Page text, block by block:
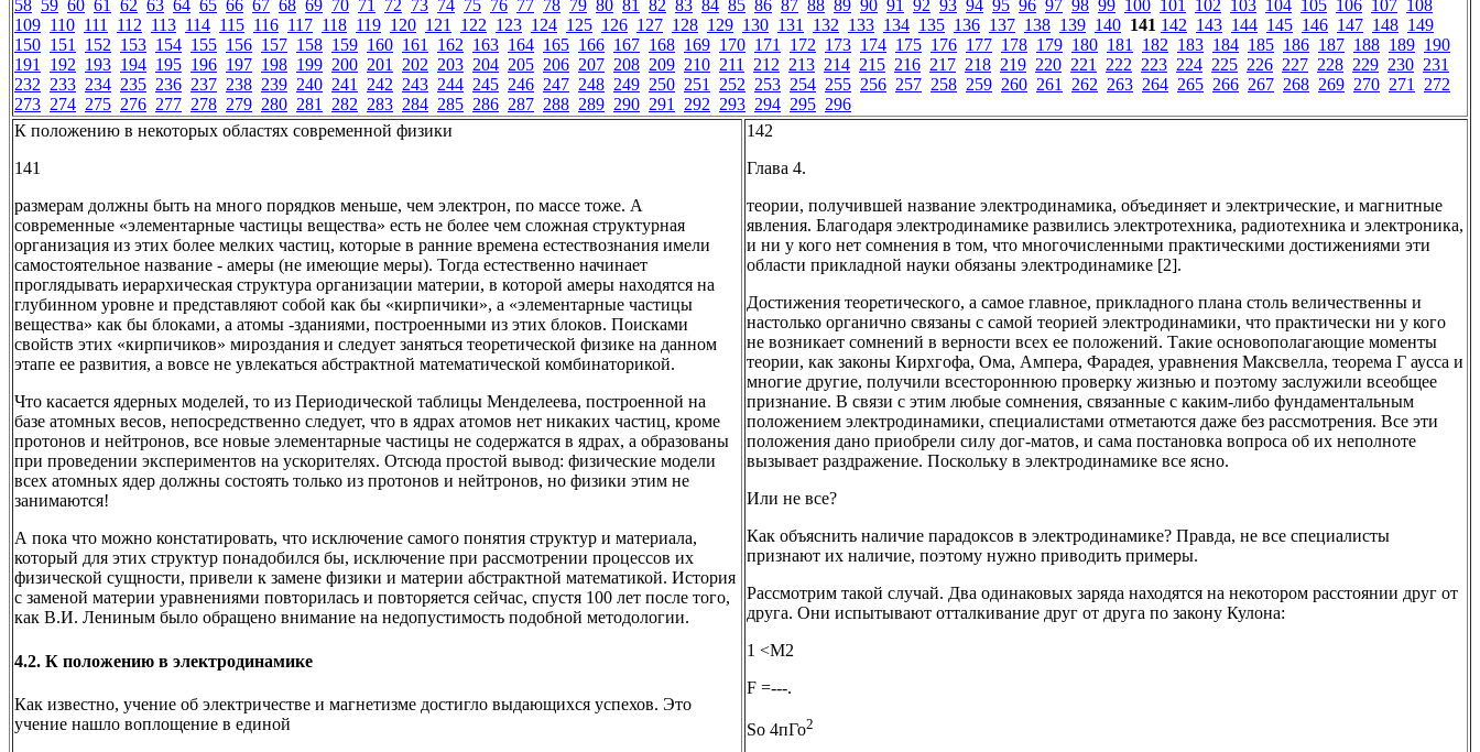
58 59 60 61 62 63 64 65 66 67 68 69 70 71 72 73 74 75 76 77 78 79 80 81 82 83 84 85 86 87 88 89 90 91 92 93 94 95 96 97 98 99 100 101 102 103 104 105 106 107 108
109 110 111 112 113 114 115 116 117 118 119 120 121 122 123 124 125 126 127 128 129 130 131 132 133 134 135 136 137 138 139 140 141 142 143 144 145 146 147 148 149
150 151 152 153 154 155 156 157 158 159 160 161 162 163 164 165 166 167 168 169 170 171 172 173 174 175 176 177 178 179 180 181 182 183 184 185 186 187 188 189 190
191 192 193 194 195 196 197 198 199 200 201 202 203 204 205 206 207 208 209 210 211 212 213 214 215 216 217 218 219 220 221 222 223 224 225 226 227 228 229 230 231
232 233 234 235 236 237 238 239 240 241 242 243 244 245 246 247 248 249 250 251 252 253 254 255 256 257 258 259 260 261 262 263 264 265 266 267 268 269 270 271 272
273 274 275 276 277 278 279 280 281 282 283 284 285 286 287 288 289 290 291 292 293 294 295 296
К положению в некоторых областях современной физики
141
размерам должны быть на много порядков меньше, чем электрон, по массе тоже. А
современные «элементарные частицы вещества» есть не более чем сложная структурная
организация из этих более мелких частиц, которые в ранние времена естествознания имели
самостоятельное название - амеры (не имеющие меры). Тогда естественно начинает
проглядывать иерархическая структура организации материи, в которой амеры находятся на
глубинном уровне и представляют собой как бы «кирпичики», а «элементарные частицы
вещества» как бы блоками, а атомы -зданиями, построенными из этих блоков. Поисками
свойств этих «кирпичиков» мироздания и следует заняться теоретической физике на данном
этапе ее развития, а вовсе не увлекаться абстрактной математической комбинаторикой.
Что касается ядерных моделей, то из Периодической таблицы Менделеева, построенной на
базе атомных весов, непосредственно следует, что в ядрах атомов нет никаких частиц, кроме
протонов и нейтронов, все новые элементарные частицы не содержатся в ядрах, а образованы
при проведении экспериментов на ускорителях. Отсюда простой вывод: физические модели
всех атомных ядер должны состоять только из протонов и нейтронов, но физики этим не
занимаются!
А пока что можно констатировать, что исключение самого понятия структур и материала,
который для этих структур понадобился бы, исключение при рассмотрении процессов их
физической сущности, привели к замене физики и материи абстрактной математикой. История
с заменой материи уравнениями повторилась и повторяется сейчас, спустя 100 лет после того,
как В.И. Лениным было обращено внимание на недопустимость подобной методологии.
4.2. К положению в электродинамике
Как известно, учение об электричестве и магнетизме достигло выдающихся успехов. Это
учение нашло воплощение в единой
142
Глава 4.
теории, получившей название электродинамика, объединяет и электрические, и магнитные
явления. Благодаря электродинамике развились электротехника, радиотехника и электроника,
и ни у кого нет сомнения в том, что многочисленными практическими достижениями эти
области прикладной науки обязаны электродинамике [2].
Достижения теоретического, а самое главное, прикладного плана столь величественны и
настолько органично связаны с самой теорией электродинамики, что практически ни у кого
не возникает сомнений в верности всех ее положений. Такие основополагающие моменты
теории, как законы Кирхгофа, Ома, Ампера, Фарадея, уравнения Максвелла, теорема Г аусса и
многие другие, получили всестороннюю проверку жизнью и поэтому заслужили всеобщее
признание. В связи с этим любые сомнения, связанные с каким-либо фундаментальным
положением электродинамики, специалистами отметаются даже без рассмотрения. Все эти
положения дано приобрели силу дог-матов, и сама постановка вопроса об их неполноте
вызывает раздражение. Поскольку в электродинамике все ясно.
Или не все?
Как объяснить наличие парадоксов в электродинамике? Правда, не все специалисты
признают их наличие, поэтому нужно приводить примеры.
Рассмотрим такой случай. Два одинаковых заряда находятся на некотором расстоянии друг от
друга. Они испытывают отталкивание друг от друга по закону Кулона:
1 <М2
F =---.
So 4пГо2